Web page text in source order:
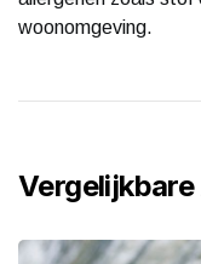
woonomgeving.